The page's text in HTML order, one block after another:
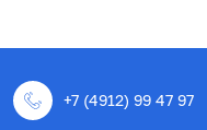
+7 (4912) 99 47 97